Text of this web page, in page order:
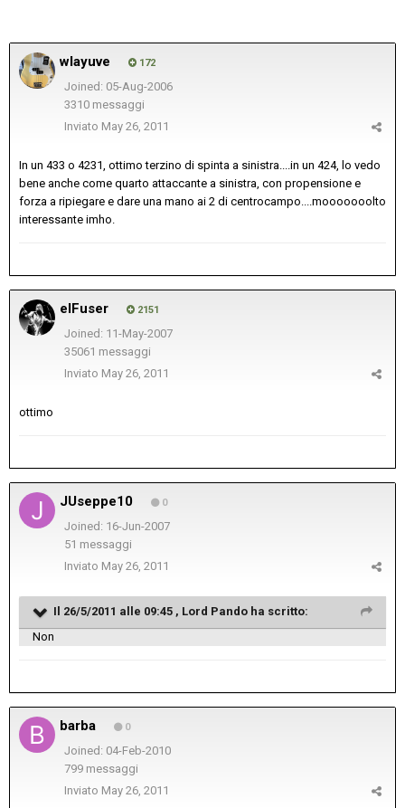
wlayuve 172
Joined: 05-Aug-2006
3310 messaggi
Inviato May 26, 2011
In un 433 o 4231, ottimo terzino di spinta a sinistra....in un 424, lo vedo
bene anche come quarto attaccante a sinistra, con propensione e
forza a ripiegare e dare una mano ai 2 di centrocampo....mooooooolto
interessante imho.
elFuser 2151
Joined: 11-May-2007
35061 messaggi
Inviato May 26, 2011
ottimo
JUseppe10 0
Joined: 16-Jun-2007
51 messaggi
Inviato May 26, 2011
Il 26/5/2011 alle 09:45 , Lord Pando ha scritto:
Non
barba 0
Joined: 04-Feb-2010
799 messaggi
Inviato May 26, 2011